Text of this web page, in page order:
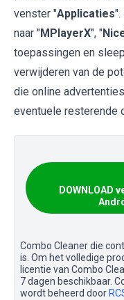
venster "Applicaties".
naar "MPlayerX", "
toepassingen en
verwijderen van de
die online
eventuele resterende
DOWNLOAD
Combo Cleaner die
is. Om het volledige
licentie van Combo
7 dagen beschikbaar.
wordt beheerd door